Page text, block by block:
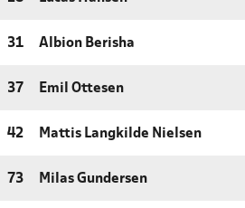
31 Albion Berisha
37 Emil Ottesen
42 Mattis Langkilde Nielsen
73 Milas Gundersen